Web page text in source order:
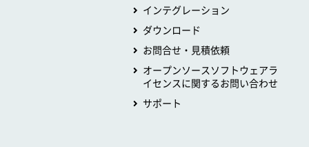
インテグレーション
ダウンロード
お問合せ・見積依頼
オープンソースソフトウェアラ
イセンスに関するお問い合わせ
サポート